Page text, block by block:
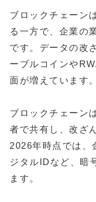
ブロックチェーン
る一方で、企業の
です。データの改
ーブルコインや
面が増えています。
ブロックチェーン
者で共有し、改ざ
2026年時点では、
ジタルIDなど、暗
ます。